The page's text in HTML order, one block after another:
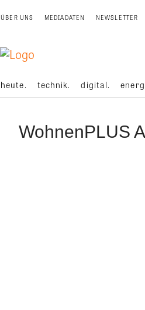
ÜBER UNS MEDIADATEN NEWSLETTER
heute. technik. digital.
WohnenPLUS